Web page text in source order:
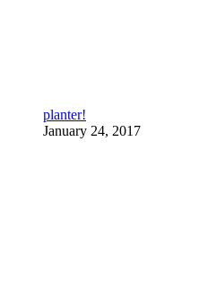
planter!
January 24, 2017